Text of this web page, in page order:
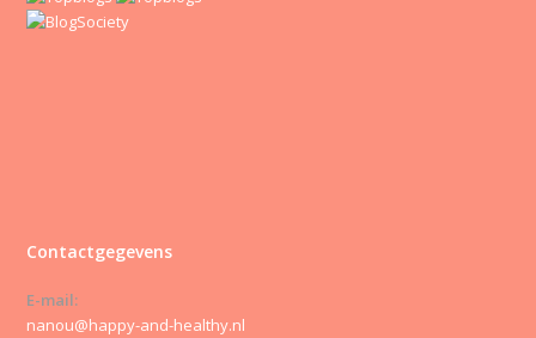
Contactgegevens
E-mail:
nanou@happy-and-healthy.nl